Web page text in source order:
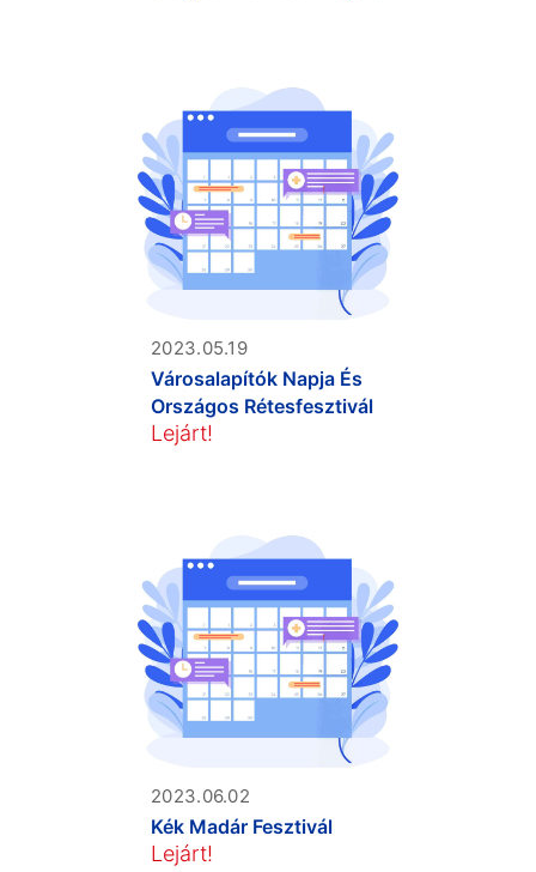
2023.05.19
Városalapítók Napja És
Országos Rétesfesztivál
Lejárt!
2023.06.02
Kék Madár Fesztivál
Lejárt!